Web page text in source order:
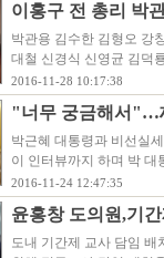
이홍구 전 총리 박
박관용 김수한 김형오 강
대철 신경식 신영균 김덕
2016-11-28 10:17:38
"너무 궁금해서"…
박근혜 대통령과 비선실
이 인터뷰까지 하며 박
2016-11-24 12:47:35
윤홍창 도의원,기
도내 기간제 교사 담임 배